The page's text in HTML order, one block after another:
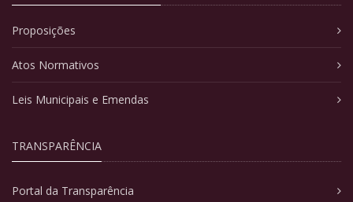
Proposições
Atos Normativos
Leis Municipais e Emendas
TRANSPARÊNCIA
Portal da Transparência